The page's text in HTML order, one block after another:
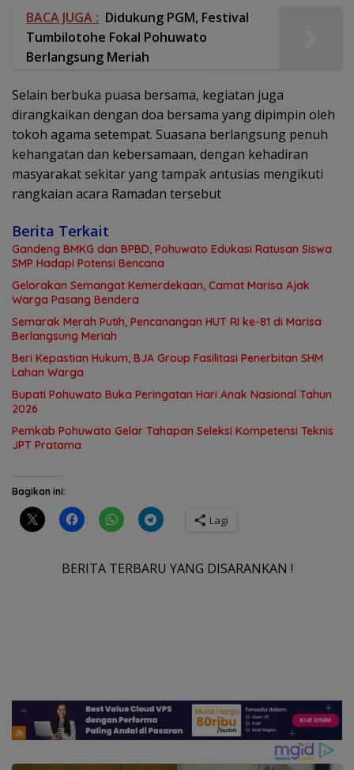
BACA JUGA : Didukung PGM, Festival
Tumbilotohe Fokal Pohuwato
Berlangsung Meriah
Selain berbuka puasa bersama, kegiatan juga
dirangkaikan dengan doa bersama yang dipimpin oleh
tokoh agama setempat. Suasana berlangsung penuh
kehangatan dan kebersamaan, dengan kehadiran
masyarakat sekitar yang tampak antusias mengikuti
rangkaian acara Ramadan tersebut
Berita Terkait
Gandeng BMKG dan BPBD, Pohuwato Edukasi Ratusan Siswa
SMP Hadapi Potensi Bencana
Gelorakan Semangat Kemerdekaan, Camat Marisa Ajak
Warga Pasang Bendera
Semarak Merah Putih, Pencanangan HUT RI ke-81 di Marisa
Berlangsung Meriah
Beri Kepastian Hukum, BJA Group Fasilitasi Penerbitan SHM
Lahan Warga
Bupati Pohuwato Buka Peringatan Hari Anak Nasional Tahun
2026
Pemkab Pohuwato Gelar Tahapan Seleksi Kompetensi Teknis
JPT Pratama
Bagikan ini:
Lagi
BERITA TERBARU YANG DISARANKAN !